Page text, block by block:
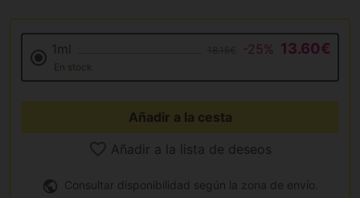
1ml -25% 13.60€
En stock
Añadir a la cesta
Añadir a la lista de deseos
Consultar disponibilidad según la zona de envío.